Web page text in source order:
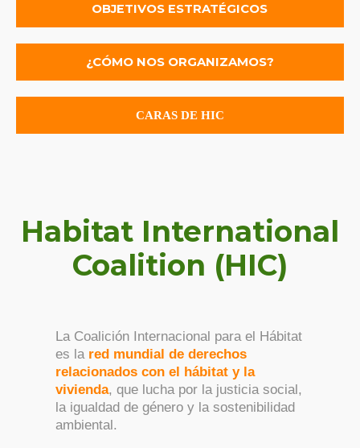
OBJETIVOS ESTRATÉGICOS
¿CÓMO NOS ORGANIZAMOS?
CARAS DE HIC
Habitat International
Coalition (HIC)
La Coalición Internacional para el Hábitat
es la red mundial de derechos
relacionados con el hábitat y la
vivienda, que lucha por la justicia social,
la igualdad de género y la sostenibilidad
ambiental.